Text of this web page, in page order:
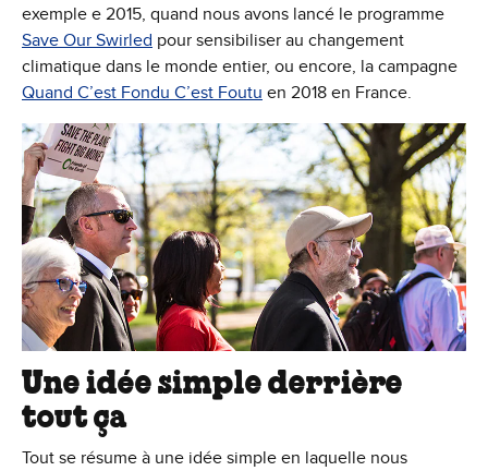
exemple e 2015, quand nous avons lancé le programme
Save Our Swirled pour sensibiliser au changement
climatique dans le monde entier, ou encore, la campagne
Quand C’est Fondu C’est Foutu en 2018 en France.
Une idée simple derrière
tout ça
Tout se résume à une idée simple en laquelle nous